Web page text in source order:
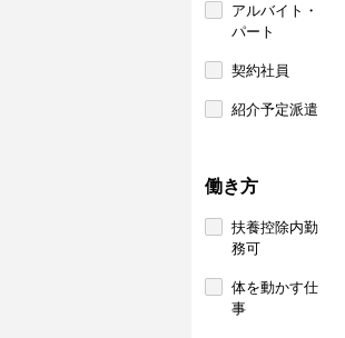
アルバイト・
パート
契約社員
紹介予定派遣
働き方
扶養控除内勤
務可
体を動かす仕
事